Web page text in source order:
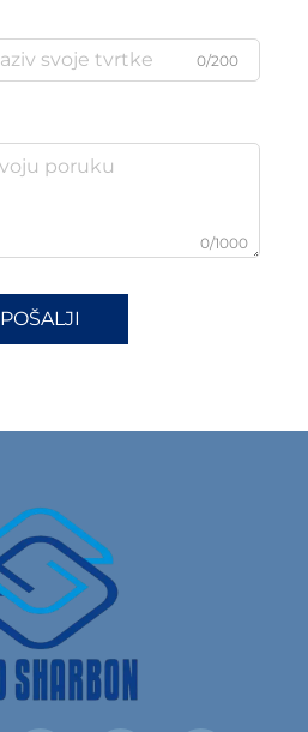
0/200
0/1000
POŠALJI